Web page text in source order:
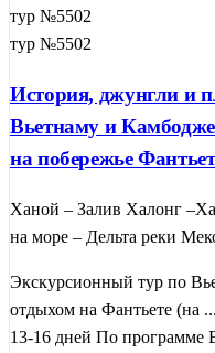
тур №5502
тур №5502
История, джунгли и
Вьетнаму и
на побережье
Ханой – Залив Халонг
на море – Дельта реки
Экскурсионный тур по
отдыхом на Фантьете (на ...
13-16 дней По программе